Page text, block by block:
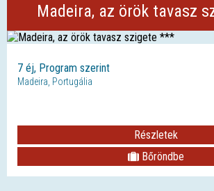
Madeira, az örök tavasz
7 éj, Program szerint
Madeira, Portugália
Részletek
Bőröndbe